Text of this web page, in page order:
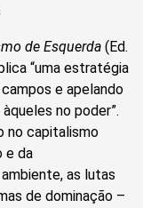
de Esquerda (Ed.
“uma estratégia
e apelando
no poder”.
no capitalismo
e da
as lutas
de dominação –